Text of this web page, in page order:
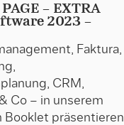
- EXTRA
2023 -
Faktura,
CRM,
Co – in unserem
Booklet präsentieren